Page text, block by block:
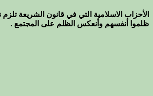
الأحزاب الاسلامية التي في قانون الشريعة
ظلموا أنفسهم وأنعكس الظلم على المجتمع .